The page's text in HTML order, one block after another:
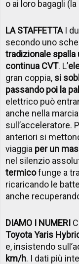
o ai loro bagagli
LA STAFFETTAI
secondo uno
tradizionale spalla
continua CVT. L’
gran coppia, si
passando poi la
elettrico può
anche nella
sull’acceleratore.
anteriori si
viaggia per un
nel silenzio
termicofunge a
ricaricando le
anche
DIAMO I NUMERI
Toyota Yaris
e, insistendo
km/h. I dati più